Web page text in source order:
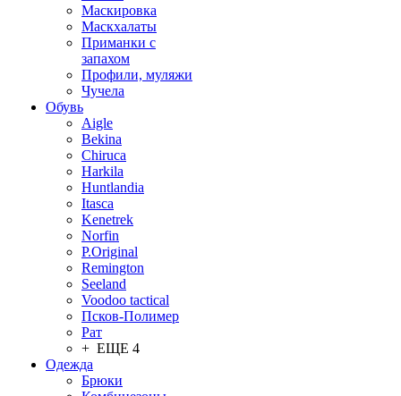
Маскировка
Маскхалаты
Приманки с
запахом
Профили, муляжи
Чучела
Обувь
Aigle
Bekina
Chiruсa
Harkila
Huntlandia
Itasca
Kenetrek
Norfin
P.Original
Remington
Seeland
Voodoo tactical
Псков-Полимер
Рат
+ ЕЩЕ 4
Одежда
Брюки